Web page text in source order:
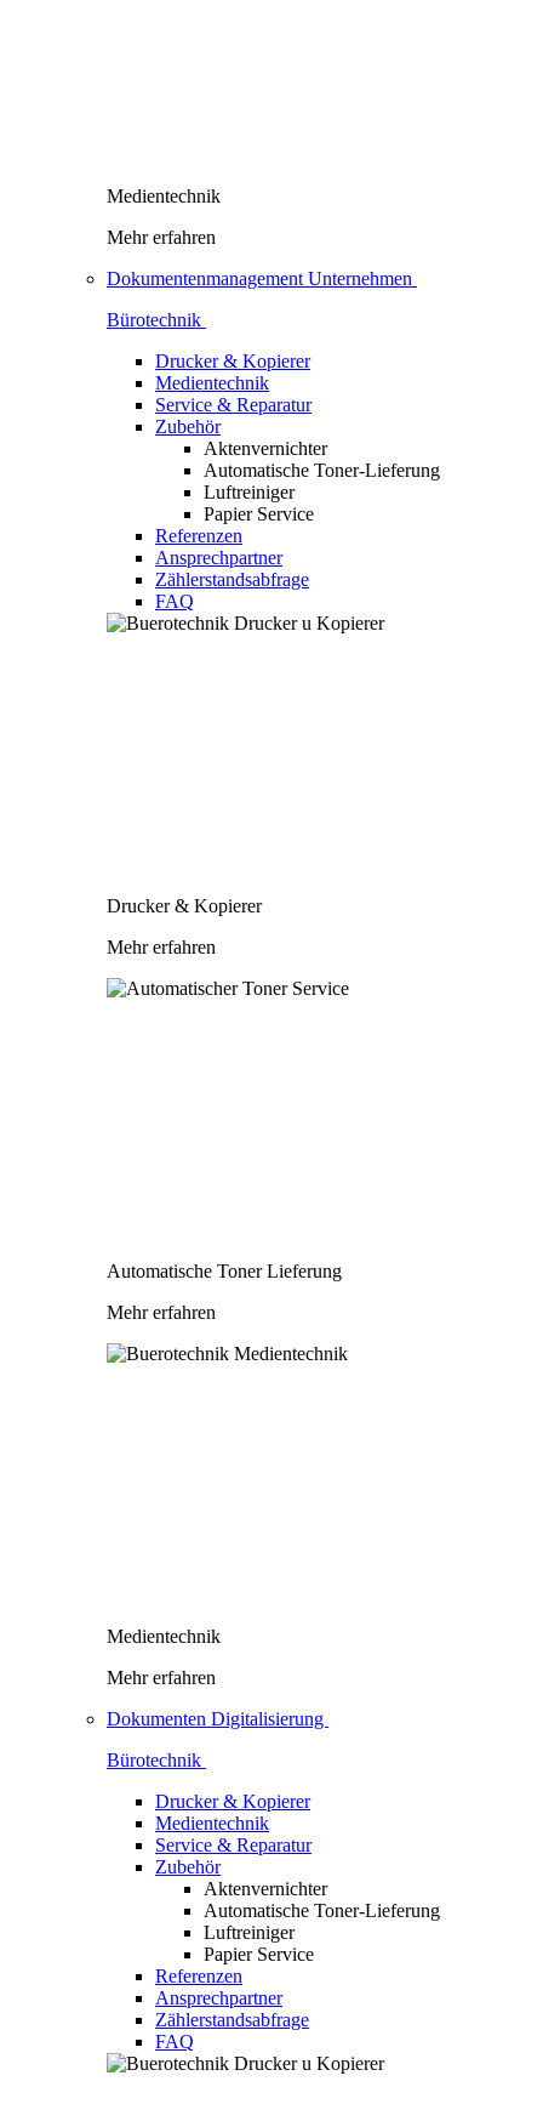
Medientechnik
Mehr erfahren
Dokumentenmanagement Unternehmen
Bürotechnik
Drucker & Kopierer
Medientechnik
Service & Reparatur
Zubehör
Aktenvernichter
Automatische Toner-Lieferung
Luftreiniger
Papier Service
Referenzen
Ansprechpartner
Zählerstandsabfrage
FAQ
Drucker & Kopierer
Mehr erfahren
Automatische Toner Lieferung
Mehr erfahren
Medientechnik
Mehr erfahren
Dokumenten Digitalisierung
Bürotechnik
Drucker & Kopierer
Medientechnik
Service & Reparatur
Zubehör
Aktenvernichter
Automatische Toner-Lieferung
Luftreiniger
Papier Service
Referenzen
Ansprechpartner
Zählerstandsabfrage
FAQ